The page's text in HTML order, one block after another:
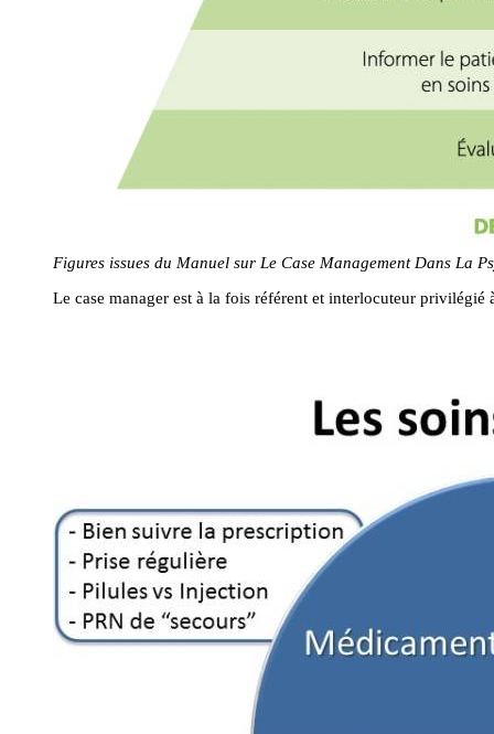
Figures issues du Manuel sur Le Case Management Dans La
Le case manager est à la fois référent et interlocuteur